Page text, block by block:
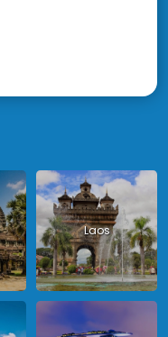
Laos